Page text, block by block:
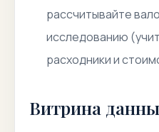
рассчитывайте
исследованию
расходники и
Витрина